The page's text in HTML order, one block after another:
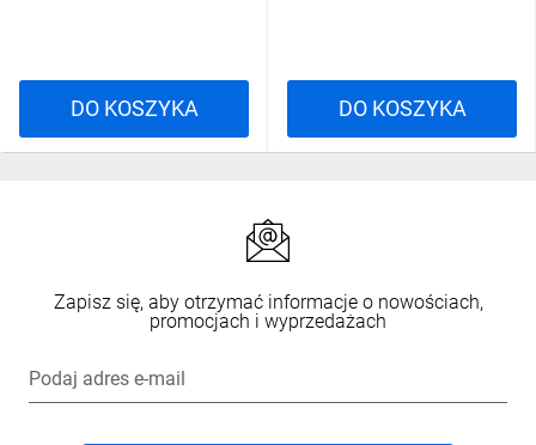
DO KOSZYKA DO KOSZYKA
Zapisz się, aby otrzymać informacje o nowościach,
promocjach i wyprzedażach
Podaj adres e-mail